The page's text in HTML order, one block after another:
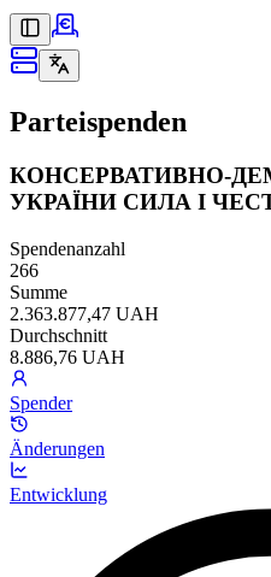
Parteispenden
КОНСЕРВАТИВНО-
УКРАЇНИ СИЛА І
Spendenanzahl
266
Summe
2.363.877,47 UAH
Durchschnitt
8.886,76 UAH
Spender
Änderungen
Entwicklung